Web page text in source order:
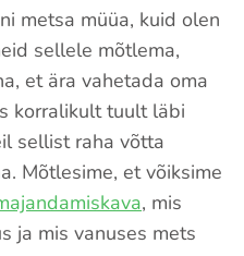
metsa müüa, kuid olen
sellele mõtlema,
et ära vahetada oma
korralikult tuult läbi
sellist raha võtta
Mõtlesime, et võiksime
, mis
ja mis vanuses mets